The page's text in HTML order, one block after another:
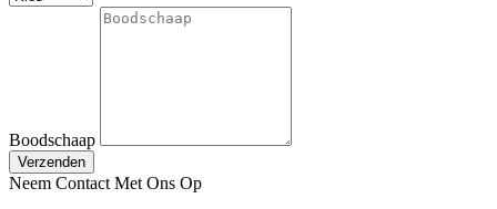
Boodschaap
Verzenden
Neem Contact Met Ons Op